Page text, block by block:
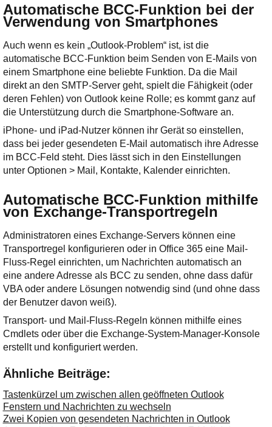
Automatische BCC-Funktion bei der
Verwendung von Smartphones
Auch wenn es kein „Outlook-Problem“ ist, ist die
automatische BCC-Funktion beim Senden von E-Mails von
einem Smartphone eine beliebte Funktion. Da die Mail
direkt an den SMTP-Server geht, spielt die Fähigkeit (oder
deren Fehlen) von Outlook keine Rolle; es kommt ganz auf
die Unterstützung durch die Smartphone-Software an.
iPhone- und iPad-Nutzer können ihr Gerät so einstellen,
dass bei jeder gesendeten E-Mail automatisch ihre Adresse
im BCC-Feld steht. Dies lässt sich in den Einstellungen
unter Optionen > Mail, Kontakte, Kalender einrichten.
Automatische BCC-Funktion mithilfe
von Exchange-Transportregeln
Administratoren eines Exchange-Servers können eine
Transportregel konfigurieren oder in Office 365 eine Mail-
Fluss-Regel einrichten, um Nachrichten automatisch an
eine andere Adresse als BCC zu senden, ohne dass dafür
VBA oder andere Lösungen notwendig sind (und ohne dass
der Benutzer davon weiß).
Transport- und Mail-Fluss-Regeln können mithilfe eines
Cmdlets oder über die Exchange-System-Manager-Konsole
erstellt und konfiguriert werden.
Ähnliche Beiträge:
Tastenkürzel um zwischen allen geöffneten Outlook
Fenstern und Nachrichten zu wechseln
Zwei Kopien von gesendeten Nachrichten in Outlook